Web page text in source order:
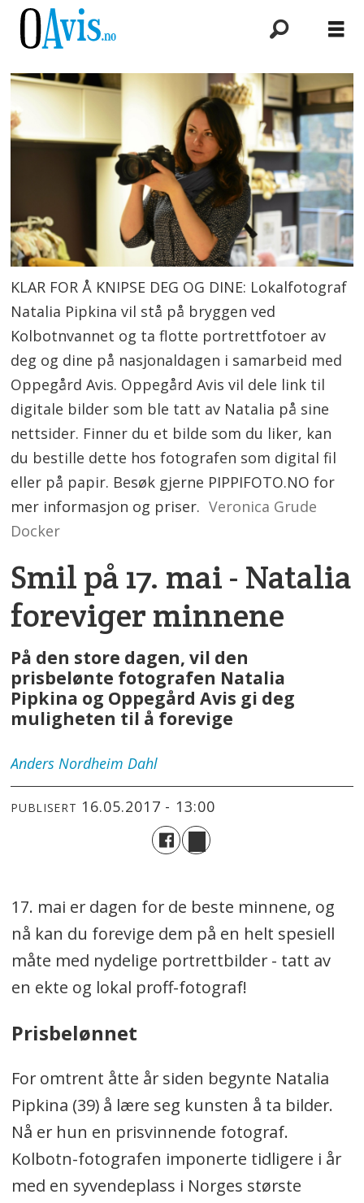
KLAR FOR Å KNIPSE DEG OG DINE: Lokalfotograf
Natalia Pipkina vil stå på bryggen ved
Kolbotnvannet og ta flotte portrettfotoer av
deg og dine på nasjonaldagen i samarbeid med
Oppegård Avis. Oppegård Avis vil dele link til
digitale bilder som ble tatt av Natalia på sine
nettsider. Finner du et bilde som du liker, kan
du bestille dette hos fotografen som digital fil
eller på papir. Besøk gjerne PIPPIFOTO.NO for
mer informasjon og priser. Veronica Grude
Docker
Smil på 17. mai - Natalia
foreviger minnene
På den store dagen, vil den
prisbelønte fotografen Natalia
Pipkina og Oppegård Avis gi deg
muligheten til å forevige
Anders Nordheim Dahl
PUBLISERT 16.05.2017 - 13:00
17. mai er dagen for de beste minnene, og
nå kan du forevige dem på en helt spesiell
måte med nydelige portrettbilder - tatt av
en ekte og lokal proff-fotograf!
Prisbelønnet
For omtrent åtte år siden begynte Natalia
Pipkina (39) å lære seg kunsten å ta bilder.
Nå er hun en prisvinnende fotograf.
Kolbotn-fotografen imponerte tidligere i år
med en syvendeplass i Norges største